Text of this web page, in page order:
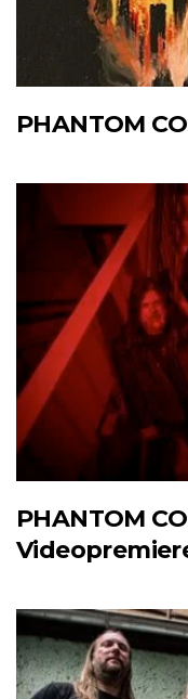
PHANTOM
PHANTOM